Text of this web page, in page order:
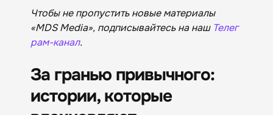
Чтобы не пропустить новые материалы
«MDS Media», подписывайтесь на нашТелег
рам-канал.
За гранью привычного:
истории, которые